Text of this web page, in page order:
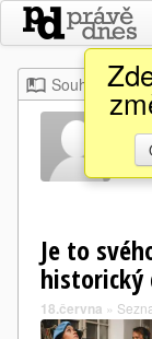
Souhrn
Je to
historický
18.června »